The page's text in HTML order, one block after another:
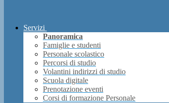
Servizi
Panoramica
Famiglie e studenti
Personale scolastico
Percorsi di studio
Volantini indirizzi di studio
Scuola digitale
Prenotazione eventi
Corsi di formazione Personale